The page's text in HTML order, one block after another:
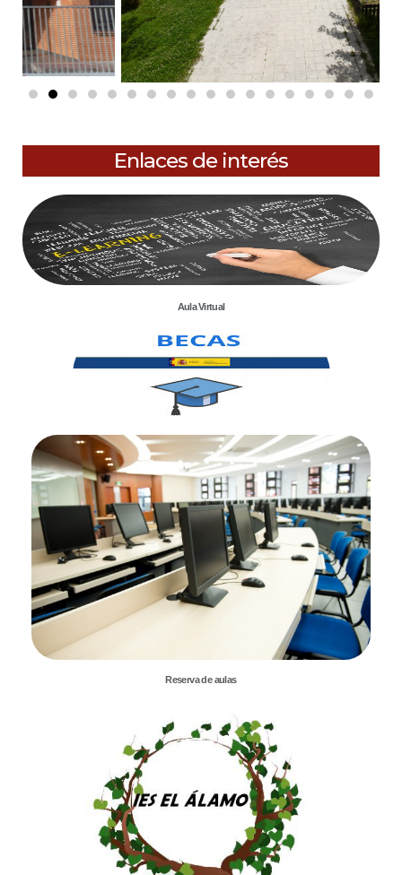
Enlaces de interés
Aula Virtual
Reserva de aulas